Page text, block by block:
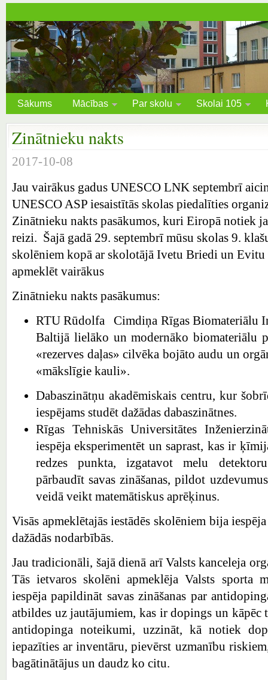
Sākums Mācības Par skolu Skolai 105
Zinātnieku nakts
2017-10-08
Jau vairākus gadus UNESCO LNK septembrī
UNESCO ASP iesaistītās skolas piedalīties
Zinātnieku nakts pasākumos, kuri Eiropā notiek
reizi. Šajā gadā 29. septembrī mūsu skolas 9.
skolēniem kopā ar skolotājā Ivetu Briedi un Evitu
apmeklēt vairākus
Zinātnieku nakts pasākumus:
RTU Rūdolfa Cimdiņa Rīgas Biomateriālu
Baltijā lielāko un modernāko biomateriālu
«rezerves daļas» cilvēka bojāto audu un
«mākslīgie kauli».
Dabaszinātņu akadēmiskais centru, kur
iespējams studēt dažādas dabaszinātnes.
Rīgas Tehniskās Universitātes
iespēja eksperimentēt un saprast, kas ir
redzes punkta, izgatavot melu
pārbaudīt savas zināšanas, pildot
veidā veikt matemātiskus aprēķinus.
Visās apmeklētajās iestādēs skolēniem bija
dažādās nodarbībās.
Jau tradicionāli, šajā dienā arī Valsts kanceleja
Tās ietvaros skolēni apmeklēja Valsts sporta
iespēja papildināt savas zināšanas par
atbildes uz jautājumiem, kas ir dopings un kāpēc
antidopinga noteikumi, uzzināt, kā notiek
iepazīties ar inventāru, pievērst uzmanību
bagātinātājus un daudz ko citu.